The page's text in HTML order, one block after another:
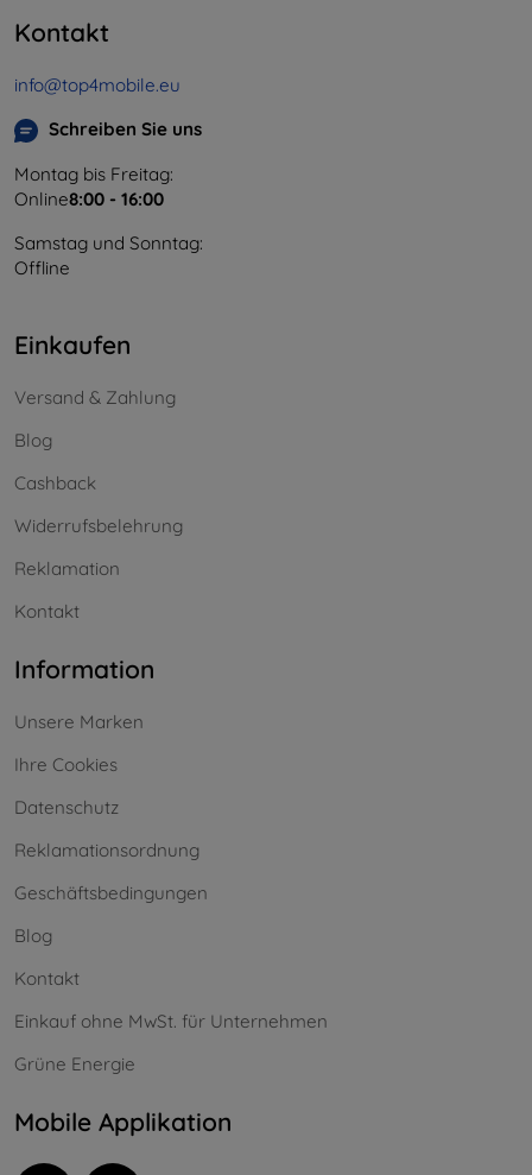
Kontakt
info@top4mobile.eu
Schreiben Sie uns
Montag bis Freitag:
Online8:00 - 16:00
Samstag und Sonntag:
Offline
Einkaufen
Versand & Zahlung
Blog
Cashback
Widerrufsbelehrung
Reklamation
Kontakt
Information
Unsere Marken
Ihre Cookies
Datenschutz
Reklamationsordnung
Geschäftsbedingungen
Blog
Kontakt
Einkauf ohne MwSt. für Unternehmen
Grüne Energie
Mobile Applikation